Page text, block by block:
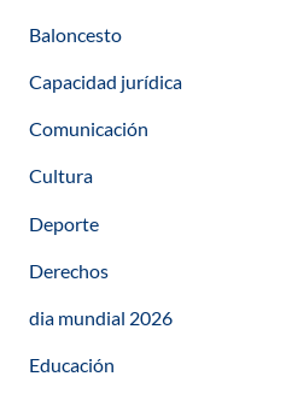
Baloncesto
Capacidad jurídica
Comunicación
Cultura
Deporte
Derechos
dia mundial 2026
Educación